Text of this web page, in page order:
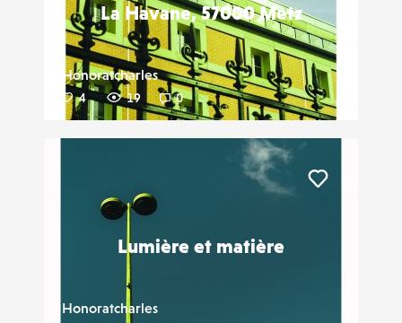
La Havane, 57000 Metz
Honoratcharles
4 19 0
Lumière et matière
Honoratcharles